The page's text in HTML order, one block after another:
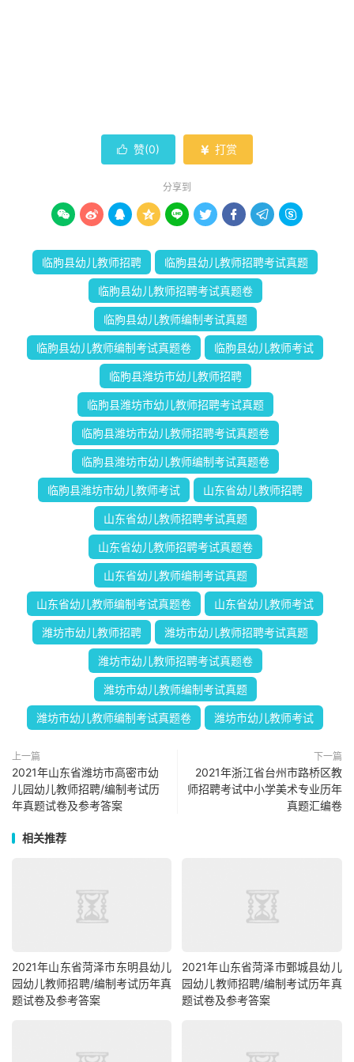
 赞(0)  打赏
分享到
        
临朐县幼儿教师招聘 临朐县幼儿教师招聘考试真题
临朐县幼儿教师招聘考试真题卷
临朐县幼儿教师编制考试真题
临朐县幼儿教师编制考试真题卷 临朐县幼儿教师考试
临朐县潍坊市幼儿教师招聘
临朐县潍坊市幼儿教师招聘考试真题
临朐县潍坊市幼儿教师招聘考试真题卷
临朐县潍坊市幼儿教师编制考试真题卷
临朐县潍坊市幼儿教师考试 山东省幼儿教师招聘
山东省幼儿教师招聘考试真题
山东省幼儿教师招聘考试真题卷
山东省幼儿教师编制考试真题
山东省幼儿教师编制考试真题卷 山东省幼儿教师考试
潍坊市幼儿教师招聘 潍坊市幼儿教师招聘考试真题
潍坊市幼儿教师招聘考试真题卷
潍坊市幼儿教师编制考试真题
潍坊市幼儿教师编制考试真题卷 潍坊市幼儿教师考试
上一篇
2021年山东省潍坊市高密市幼
儿园幼儿教师招聘/编制考试历
年真题试卷及参考答案
下一篇
2021年浙江省台州市路桥区教
师招聘考试中小学美术专业历年
真题汇编卷
相关推荐
2021年山东省菏泽市东明县幼儿
园幼儿教师招聘/编制考试历年真
题试卷及参考答案
2021年山东省菏泽市鄄城县幼儿
园幼儿教师招聘/编制考试历年真
题试卷及参考答案